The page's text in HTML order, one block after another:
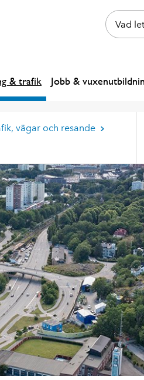
& trafik Jobb &
vägar och resande